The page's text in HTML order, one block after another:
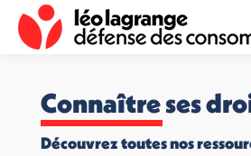
Connaître ses
Découvrez toutes nos